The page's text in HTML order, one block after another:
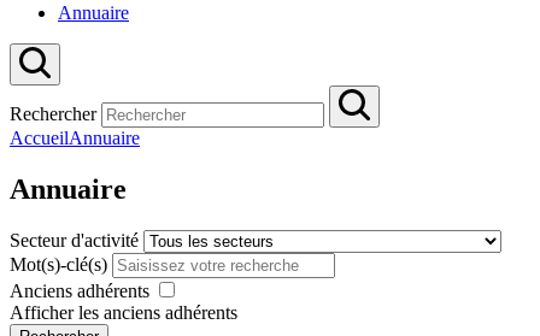
Annuaire
Rechercher
AccueilAnnuaire
Annuaire
Secteur d'activité
Mot(s)-clé(s)
Anciens adhérents
Afficher les anciens adhérents